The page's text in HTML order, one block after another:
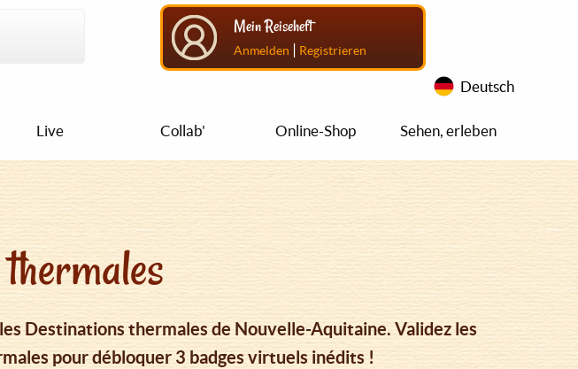
Mein Reiseheft
Anmelden | Registrieren
Deutsch
Live Collab' Online-Shop Sehen, erleben
Destinations thermales de Nouvelle-Aquitaine. Validez les
pour débloquer 3 badges virtuels inédits !